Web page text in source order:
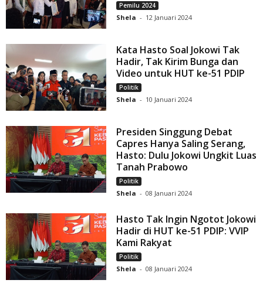
Pemilu 2024
Shela - 12 Januari 2024
Kata Hasto Soal Jokowi Tak
Hadir, Tak Kirim Bunga dan
Video untuk HUT ke-51 PDIP
Politik
Shela - 10 Januari 2024
Presiden Singgung Debat
Capres Hanya Saling Serang,
Hasto: Dulu Jokowi Ungkit Luas
Tanah Prabowo
Politik
Shela - 08 Januari 2024
Hasto Tak Ingin Ngotot Jokowi
Hadir di HUT ke-51 PDIP: VVIP
Kami Rakyat
Politik
Shela - 08 Januari 2024